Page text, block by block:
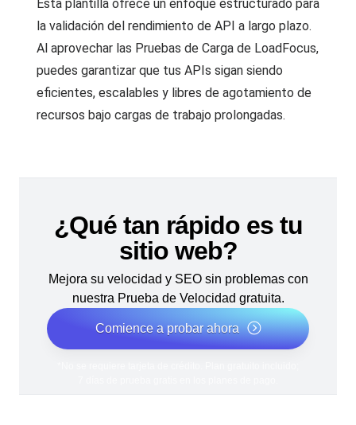
Esta plantilla ofrece un enfoque estructurado para
la validación del rendimiento de API a largo plazo.
Al aprovechar las Pruebas de Carga de LoadFocus,
puedes garantizar que tus APIs sigan siendo
eficientes, escalables y libres de agotamiento de
recursos bajo cargas de trabajo prolongadas.
¿Qué tan rápido es tu
sitio web?
Mejora su velocidad y SEO sin problemas con
nuestra Prueba de Velocidad gratuita.
Comience a probar ahora